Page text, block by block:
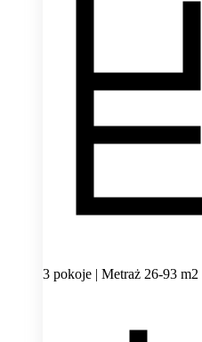
3 pokoje | Metraż 26-93 m2